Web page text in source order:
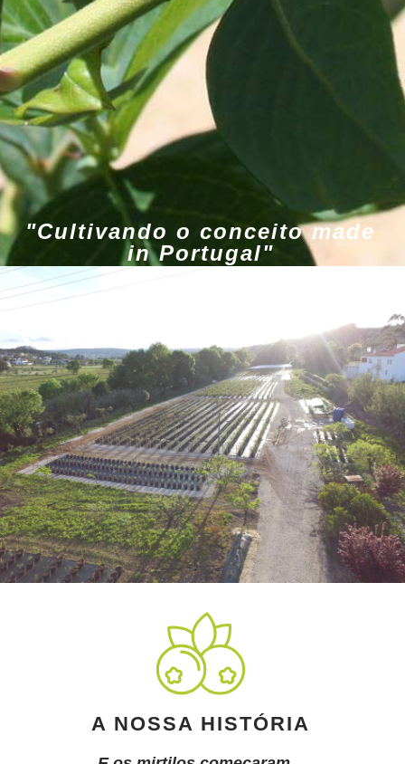
"Os melhores mirtilos do
mundo"
A NOSSA HISTÓRIA